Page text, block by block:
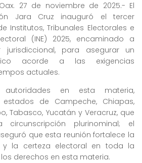
27 de noviembre de 2025.- El
Jara Cruz inauguró el tercer
Institutos, Tribunales Electorales e
(INE) 2025, encaminado a
jurisdiccional, para asegurar un
acorde a las exigencias
actuales.
en esta materia,
de Campeche, Chiapas,
Tabasco, Yucatán y Veracruz, que
circunscripción plurinominal; el
que esta reunión fortalece la
y la certeza electoral en toda la
derechos en esta materia.